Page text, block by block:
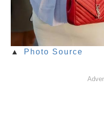
▲ Photo Source